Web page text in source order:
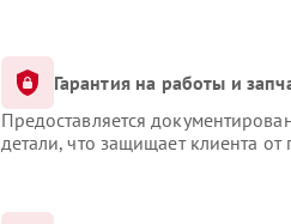
Гарантия на работы и
Предоставляется
детали, что защищает клиента